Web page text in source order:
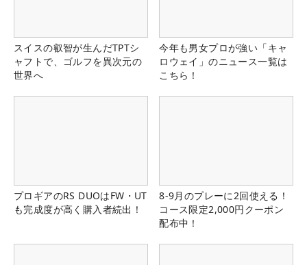
スイスの叡智が生んだTPTシ
ャフトで、ゴルフを異次元の
世界へ
今年も男女プロが強い「キャ
ロウェイ」のニュース一覧は
こちら！
プロギアのRS DUOはFW・UT
も完成度が高く購入者続出！
8-9月のプレーに2回使える！
コース限定2,000円クーポン
配布中！